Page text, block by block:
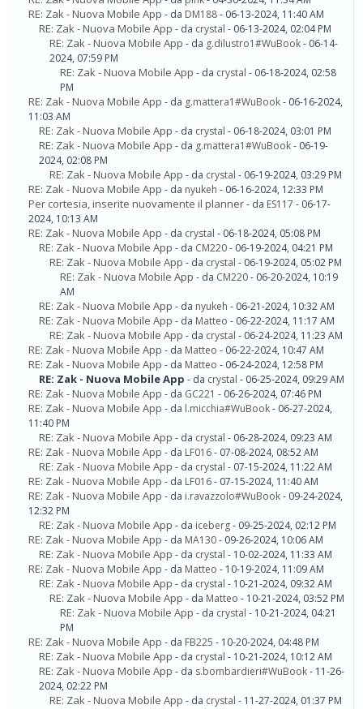
RE: Zak - Nuova Mobile App - da DM188- 06-13-2024, 11:40 AM
RE: Zak - Nuova Mobile App - da crystal - 06-13-2024, 02:04 PM
RE: Zak - Nuova Mobile App - da g.dilustro1#WuBook- 06-14-
2024, 07:59 PM
RE: Zak - Nuova Mobile App - da crystal - 06-18-2024, 02:58
PM
RE: Zak - Nuova Mobile App - da g.mattera1#WuBook- 06-16-2024,
11:03 AM
RE: Zak - Nuova Mobile App - da crystal - 06-18-2024, 03:01 PM
RE: Zak - Nuova Mobile App - da g.mattera1#WuBook- 06-19-
2024, 02:08 PM
RE: Zak - Nuova Mobile App - da crystal - 06-19-2024, 03:29 PM
RE: Zak - Nuova Mobile App - da nyukeh - 06-16-2024, 12:33 PM
Per cortesia, inserite nuovamente il planner- da ES117 - 06-17-
2024, 10:13 AM
RE: Zak - Nuova Mobile App - da crystal - 06-18-2024, 05:08 PM
RE: Zak - Nuova Mobile App - da CM220- 06-19-2024, 04:21 PM
RE: Zak - Nuova Mobile App - da crystal - 06-19-2024, 05:02 PM
RE: Zak - Nuova Mobile App - da CM220- 06-20-2024, 10:19
AM
RE: Zak - Nuova Mobile App - da nyukeh - 06-21-2024, 10:32 AM
RE: Zak - Nuova Mobile App - da Matteo - 06-22-2024, 11:17 AM
RE: Zak - Nuova Mobile App - da crystal - 06-24-2024, 11:23 AM
RE: Zak - Nuova Mobile App - da Matteo - 06-22-2024, 10:47 AM
RE: Zak - Nuova Mobile App - da Matteo - 06-24-2024, 12:58 PM
RE: Zak - Nuova Mobile App - da crystal - 06-25-2024, 09:29 AM
RE: Zak - Nuova Mobile App - da GC221 - 06-26-2024, 07:46 PM
RE: Zak - Nuova Mobile App - da l.micchia#WuBook- 06-27-2024,
11:40 PM
RE: Zak - Nuova Mobile App - da crystal - 06-28-2024, 09:23 AM
RE: Zak - Nuova Mobile App - da LF016- 07-08-2024, 08:52 AM
RE: Zak - Nuova Mobile App - da crystal - 07-15-2024, 11:22 AM
RE: Zak - Nuova Mobile App - da LF016- 07-15-2024, 11:40 AM
RE: Zak - Nuova Mobile App - da i.ravazzolo#WuBook- 09-24-2024,
12:32 PM
RE: Zak - Nuova Mobile App - da iceberg- 09-25-2024, 02:12 PM
RE: Zak - Nuova Mobile App - da MA130- 09-26-2024, 10:06 AM
RE: Zak - Nuova Mobile App - da crystal - 10-02-2024, 11:33 AM
RE: Zak - Nuova Mobile App - da Matteo - 10-19-2024, 11:09 AM
RE: Zak - Nuova Mobile App - da crystal - 10-21-2024, 09:32 AM
RE: Zak - Nuova Mobile App - da Matteo - 10-21-2024, 03:52 PM
RE: Zak - Nuova Mobile App - da crystal - 10-21-2024, 04:21
PM
RE: Zak - Nuova Mobile App - da FB225 - 10-20-2024, 04:48 PM
RE: Zak - Nuova Mobile App - da crystal - 10-21-2024, 10:12 AM
RE: Zak - Nuova Mobile App - da s.bombardieri#WuBook- 11-26-
2024, 02:22 PM
RE: Zak - Nuova Mobile App - da crystal - 11-27-2024, 01:37 PM